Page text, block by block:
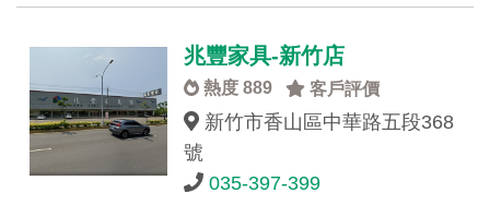
兆豐家具-新竹店
熱度 889 客戶評價
新竹市香山區中華路五段368
號
035-397-399